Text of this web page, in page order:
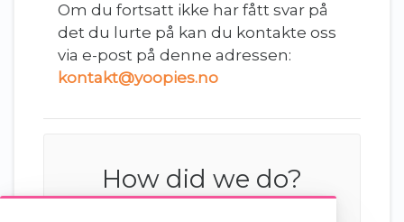
Om du fortsatt ikke har fått svar på
det du lurte på kan du kontakte oss
via e-post på denne adressen:
kontakt@yoopies.no
How did we do?